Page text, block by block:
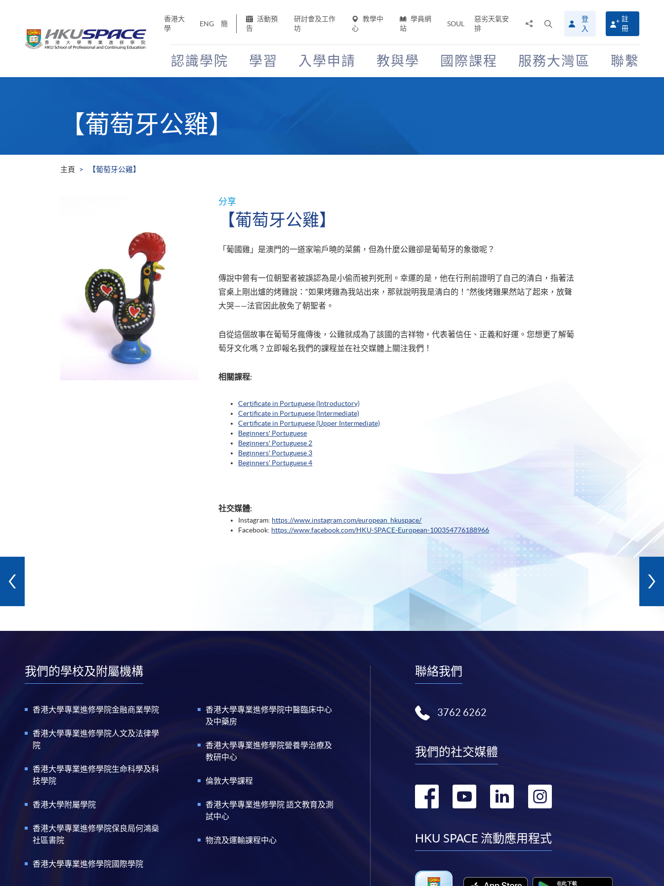
香港大
學
ENG 簡
活動預
告
研討會及工作
坊
教學中
心
學員網
站
SOUL
惡劣天氣安
排
搜
尋
介
面
登
入
註
冊
認識學院 學習 入學申請 教與學 國際課程 服務大灣區 聯繫
【葡萄牙公雞】
主頁 【葡萄牙公雞】
分享
【葡萄牙公雞】
「葡國雞」是澳門的一道家喻戶曉的菜餚，但為什麼公雞卻是葡萄牙的象徵呢？
傳說中曾有一位朝聖者被誤認為是小偷而被判死刑。幸運的是，他在行刑前證明了自己的清白，指著法
官桌上剛出爐的烤雞說：“如果烤雞為我站出來，那就說明我是清白的！”然後烤雞果然站了起來，放聲
大哭——法官因此赦免了朝聖者。
自從這個故事在葡萄牙瘋傳後，公雞就成為了該國的吉祥物，代表著信任、正義和好運。您想更了解葡
萄牙文化嗎？立即報名我們的課程並在社交媒體上關注我們！
相關課程:
Certificate in Portuguese (Introductory)
Certificate in Portuguese (Intermediate)
Certificate in Portuguese (Upper Intermediate)
Beginners' Portuguese
Beginners' Portuguese 2
Beginners' Portuguese 3
Beginners' Portuguese 4
社交媒體:
Instagram: https://www.instagram.com/european_hkuspace/
Facebook: https://www.facebook.com/HKU-SPACE-European-100354776188966
我們的學校及附屬機構
香港大學專業進修學院金融商業學院
香港大學專業進修學院人文及法律學
院
香港大學專業進修學院生命科學及科
技學院
香港大學附屬學院
香港大學專業進修學院保良局何鴻燊
社區書院
香港大學專業進修學院國際學院
香港大學專業進修學院中醫臨床中心
及中藥房
香港大學專業進修學院營養學治療及
教研中心
倫敦大學課程
香港大學專業進修學院 語文教育及測
試中心
物流及運輸課程中心
聯絡我們
3762 6262
我們的社交媒體
轉
facebook
轉
youtube
轉
linkedin
轉
instagram
HKU SPACE 流動應用程式